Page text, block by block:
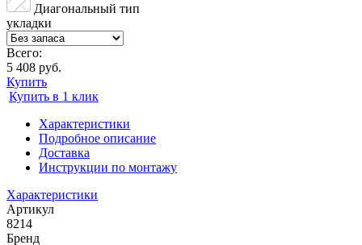
Диагональный тип
укладки
Всего:
5 408 руб.
Купить
Купить в 1 клик
Характеристики
Подробное описание
Доставка
Инструкции по монтажу
Характеристики
Артикул
8214
Бренд